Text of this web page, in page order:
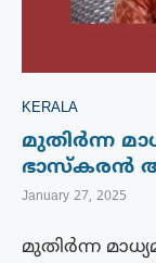
KERALA
മുതിർന്ന
ഭാസ്‌കരൻ
January 27, 2025
മുതിർന്ന